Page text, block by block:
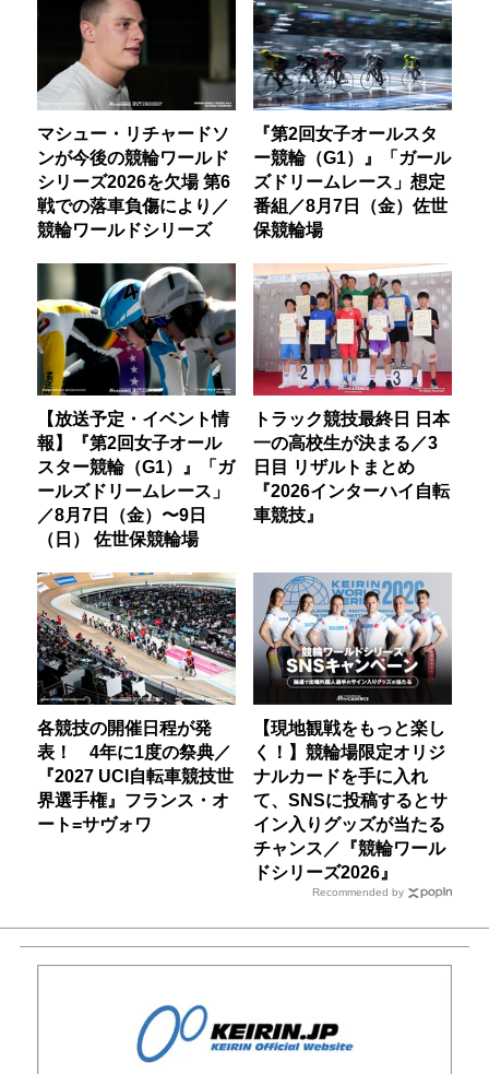
マシュー・リチャードソ
ンが今後の競輪ワールド
シリーズ2026を欠場 第6
戦での落車負傷により／
競輪ワールドシリーズ
『第2回女子オールスタ
ー競輪（G1）』「ガール
ズドリームレース」想定
番組／8月7日（金）佐世
保競輪場
【放送予定・イベント情
報】『第2回女子オール
スター競輪（G1）』「ガ
ールズドリームレース」
／8月7日（金）〜9日
（日） 佐世保競輪場
トラック競技最終日 日本
一の高校生が決まる／3
日目 リザルトまとめ
『2026インターハイ自転
車競技』
各競技の開催日程が発
表！ 4年に1度の祭典／
『2027 UCI自転車競技世
界選手権』フランス・オ
ート=サヴォワ
【現地観戦をもっと楽し
く！】競輪場限定オリジ
ナルカードを手に入れ
て、SNSに投稿するとサ
イン入りグッズが当たる
チャンス／『競輪ワール
ドシリーズ2026』
Recommended by